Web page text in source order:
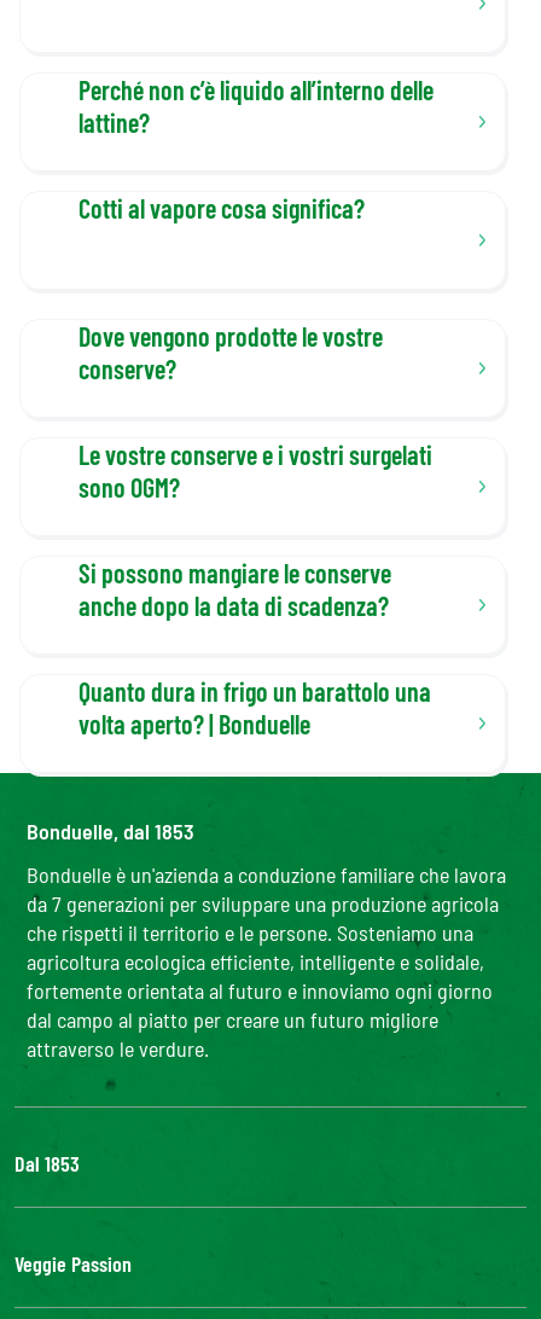
Perché non c’è liquido all’interno delle
lattine?
Cotti al vapore cosa significa?
Dove vengono prodotte le vostre
conserve?
Le vostre conserve e i vostri surgelati
sono OGM?
Si possono mangiare le conserve
anche dopo la data di scadenza?
Quanto dura in frigo un barattolo una
volta aperto? | Bonduelle
Bonduelle, dal 1853
Bonduelle è un'azienda a conduzione familiare che lavora
da 7 generazioni per sviluppare una produzione agricola
che rispetti il territorio e le persone. Sosteniamo una
agricoltura ecologica efficiente, intelligente e solidale,
fortemente orientata al futuro e innoviamo ogni giorno
dal campo al piatto per creare un futuro migliore
attraverso le verdure.
Dal 1853
Il Gruppo
La nostra filiera
Lavora con noi
Veggie Passion
l'ABC delle verdure